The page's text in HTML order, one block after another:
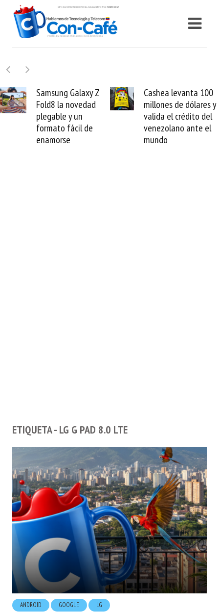
Z
Cashea levanta 100
millones de dólares y
valida el crédito del
venezolano ante el
mundo
El buque Wave
Sentinel
reparación del
cable de
ETIQUETA - LG G PAD 8.0 LTE
ANDROID GOOGLE LG